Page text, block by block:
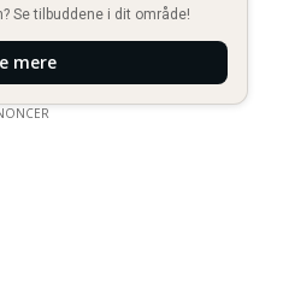
Se tilbuddene i dit område!
mere